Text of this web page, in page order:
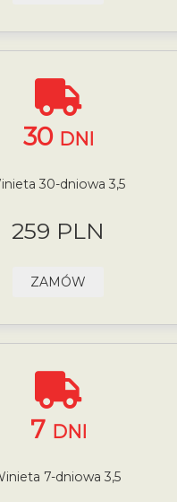
30 DNI
30-dniowa 3,5
259 PLN
ZAMÓW
7 DNI
7-dniowa 3,5